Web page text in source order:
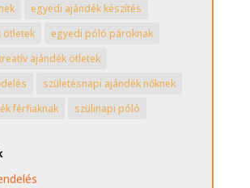
egyedi ajándék készítés
ötletek
egyedi póló pároknak
ajándék ötletek
születésnapi ajándék nőknek
férfiaknak
szülinapi póló